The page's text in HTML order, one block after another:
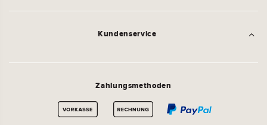
Kundenservice
Zahlungsmethoden